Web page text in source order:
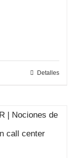
Detalles